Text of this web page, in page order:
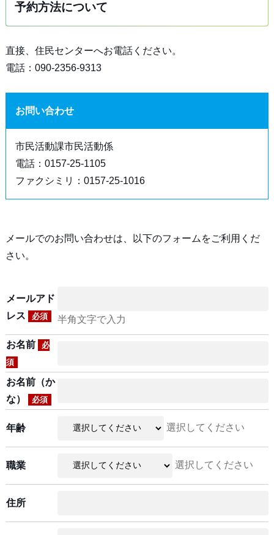
予約方法について
直接、住民センターへお電話ください。
電話：090-2356-9313
お問い合わせ
市民活動課市民活動係
電話：0157-25-1105
ファクシミリ：0157-25-1016
メールでのお問い合わせは、以下のフォームをご利用くだ
さい。
メールアド
レス
必須 半角文字で入力
お名前
必
須
お名前（か
な）
必須
年齢 選択してください
職業 選択してください
住所